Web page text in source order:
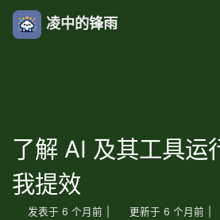
凌中的锋雨
了解 AI 及其工具运
我提效
发表于 6 个月前 更新于 6 个月前